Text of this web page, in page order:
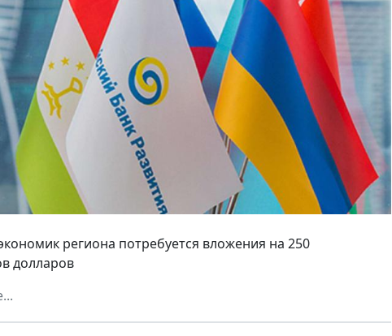
региона потребуется вложения на 250
долларов